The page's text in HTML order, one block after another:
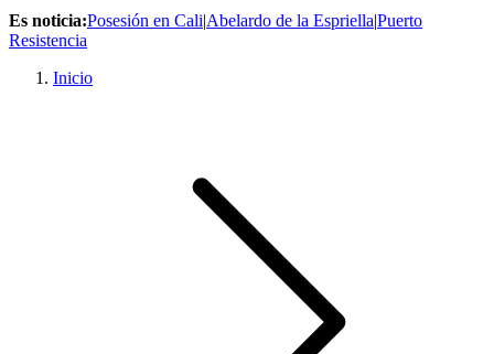
Es noticia:Posesión en Cali|Abelardo de la Espriella|Puerto
Resistencia
Inicio